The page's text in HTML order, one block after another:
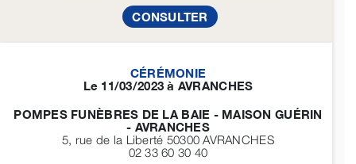
CONSULTER
CÉRÉMONIE
Le 11/03/2023 à AVRANCHES
POMPES FUNÈBRES DE LA BAIE - MAISON GUÉRIN
- AVRANCHES
5, rue de la Liberté 50300AVRANCHES
02 33 60 30 40